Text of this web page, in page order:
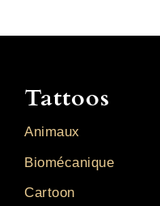
Tattoos
Animaux
Biomécanique
Cartoon